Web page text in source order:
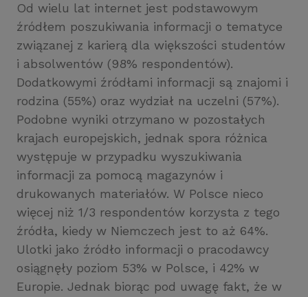
Od wielu lat internet jest podstawowym
źródłem poszukiwania informacji o tematyce
związanej z karierą dla większości studentów
i absolwentów (98% respondentów).
Dodatkowymi źródłami informacji są znajomi i
rodzina (55%) oraz wydział na uczelni (57%).
Podobne wyniki otrzymano w pozostałych
krajach europejskich, jednak spora różnica
występuje w przypadku wyszukiwania
informacji za pomocą magazynów i
drukowanych materiałów. W Polsce nieco
więcej niż 1/3 respondentów korzysta z tego
źródła, kiedy w Niemczech jest to aż 64%.
Ulotki jako źródło informacji o pracodawcy
osiągnęły poziom 53% w Polsce, i 42% w
Europie. Jednak biorąc pod uwagę fakt, że w